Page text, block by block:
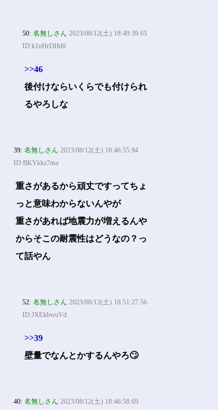
50:名無しさん 2023/08/12(土) 18:49:39.65
ID:k1nHrDHd0
>>46
後付けならいくらでも付けられ
るやろしな
39:名無しさん 2023/08/12(土) 18:46:55.94
ID:BKYkkz7ma
重さがあるから頑丈ですってちょ
っと意味わからないんやが
重さがあれば地震力が増えるんや
からそこの耐震性はどうなの？っ
て話やん
52:名無しさん 2023/08/12(土) 18:51:27.56
ID:JXEkbwuVd
>>39
壁量でなんとかするんやろ🙄
40:名無しさん 2023/08/12(土) 18:46:58.69